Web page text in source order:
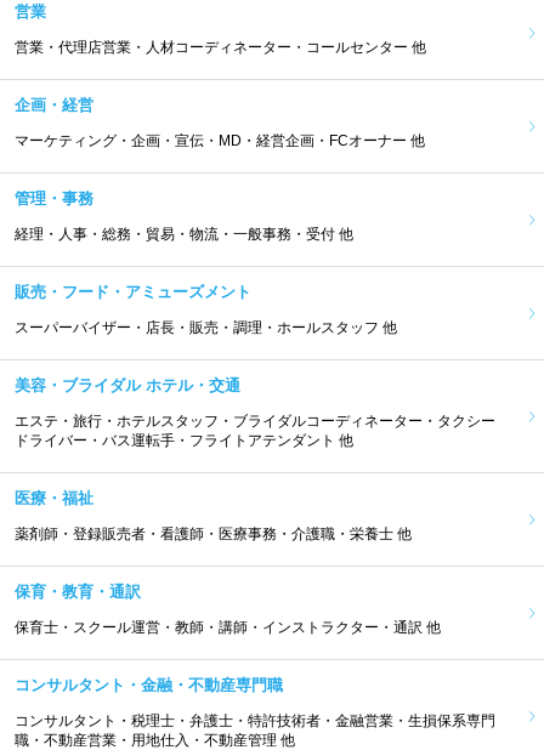
営業
営業・代理店営業・人材コーディネーター・コールセンター 他
企画・経営
マーケティング・企画・宣伝・MD・経営企画・FCオーナー 他
管理・事務
経理・人事・総務・貿易・物流・一般事務・受付 他
販売・フード・アミューズメント
スーパーバイザー・店長・販売・調理・ホールスタッフ 他
美容・ブライダル ホテル・交通
エステ・旅行・ホテルスタッフ・ブライダルコーディネーター・タクシー
ドライバー・バス運転手・フライトアテンダント 他
医療・福祉
薬剤師・登録販売者・看護師・医療事務・介護職・栄養士 他
保育・教育・通訳
保育士・スクール運営・教師・講師・インストラクター・通訳 他
コンサルタント・金融・不動産専門職
コンサルタント・税理士・弁護士・特許技術者・金融営業・生損保系専門
職・不動産営業・用地仕入・不動産管理 他